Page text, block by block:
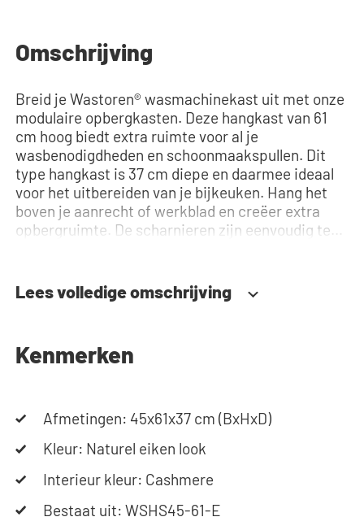
Omschrijving
Breid je Wastoren® wasmachinekast uit met onze
modulaire opbergkasten. Deze hangkast van 61
cm hoog biedt extra ruimte voor al je
wasbenodigdheden en schoonmaakspullen. Dit
type hangkast is 37 cm diepe en daarmee ideaal
voor het uitbereiden van je bijkeuken. Hang het
boven je aanrecht of werkblad en creëer extra
opbergruimte. De scharnieren zijn eenvoudig te
links- als rechtsdraaiend worden gemonteerd, en
dankzij het soft-close systeem sluit de deur altijd
Bekijk de montage-instructies of gebruik onze
telefoon of e-mail. Let op: de kasten worden als
Lees volledige omschrijving
Kenmerken
Afmetingen: 45x61x37 cm (BxHxD)
Kleur: Naturel eiken look
Interieur kleur: Cashmere
Bestaat uit: WSHS45-61-E